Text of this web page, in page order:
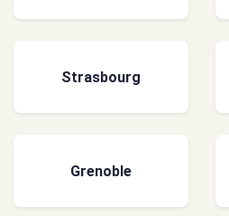
Strasbourg
Grenoble